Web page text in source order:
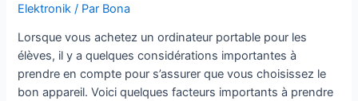
Elektronik / Par Bona
Lorsque vous achetez un ordinateur portable pour les
élèves, il y a quelques considérations importantes à
prendre en compte pour s’assurer que vous choisissez le
bon appareil. Voici quelques facteurs importants à prendre